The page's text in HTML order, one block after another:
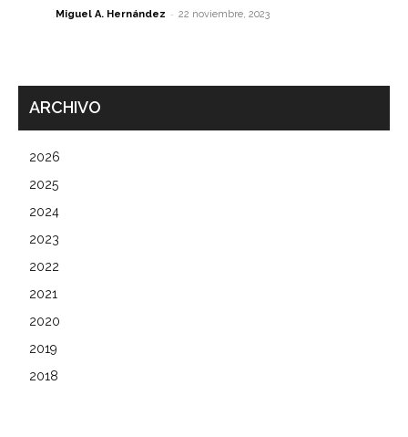
Miguel A. Hernández - 22 noviembre, 2023
ARCHIVO
2026
2025
2024
2023
2022
2021
2020
2019
2018